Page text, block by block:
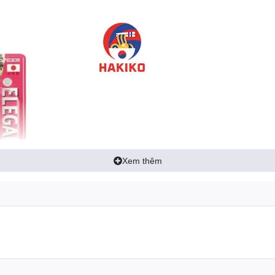
Xem thêm